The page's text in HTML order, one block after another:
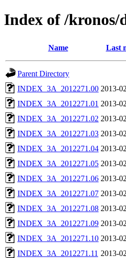
Index of /kronos/
Name Last
Parent Directory
INDEX_3A_2012271.00 2013-
INDEX_3A_2012271.01 2013-
INDEX_3A_2012271.02 2013-
INDEX_3A_2012271.03 2013-
INDEX_3A_2012271.04 2013-
INDEX_3A_2012271.05 2013-
INDEX_3A_2012271.06 2013-
INDEX_3A_2012271.07 2013-
INDEX_3A_2012271.08 2013-
INDEX_3A_2012271.09 2013-
INDEX_3A_2012271.10 2013-
INDEX_3A_2012271.11 2013-